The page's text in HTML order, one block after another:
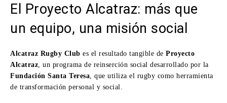
El Proyecto Alcatraz: más que
un equipo, una misión social
Alcatraz Rugby Club es el resultado tangible de Proyecto
Alcatraz , un programa de reinserción social desarrollado por la
Fundación Santa Teresa , que utiliza el rugby como herramienta
de transformación personal y social.